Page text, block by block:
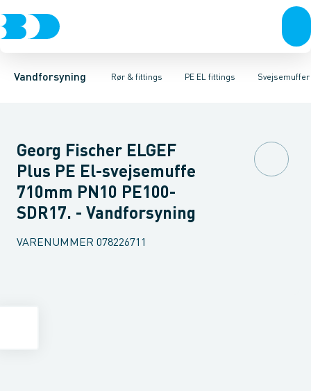
Vandforsyning Rør & fittings
Rør & fittingsKoblinger & anboringerMuffer, klemmer &
PE EL fittings
PE rørPE EL fittingsPE fittings Duktiljern fittings Svejsemuffer
VinklerT-stykker SvejsemufferReduktionerAnboringssadler-
Georg Fischer ELGEF
Plus PE El-svejsemuffe
710mm PN10 PE100-
SDR17. - Vandforsyning
VARENUMMER 078226711